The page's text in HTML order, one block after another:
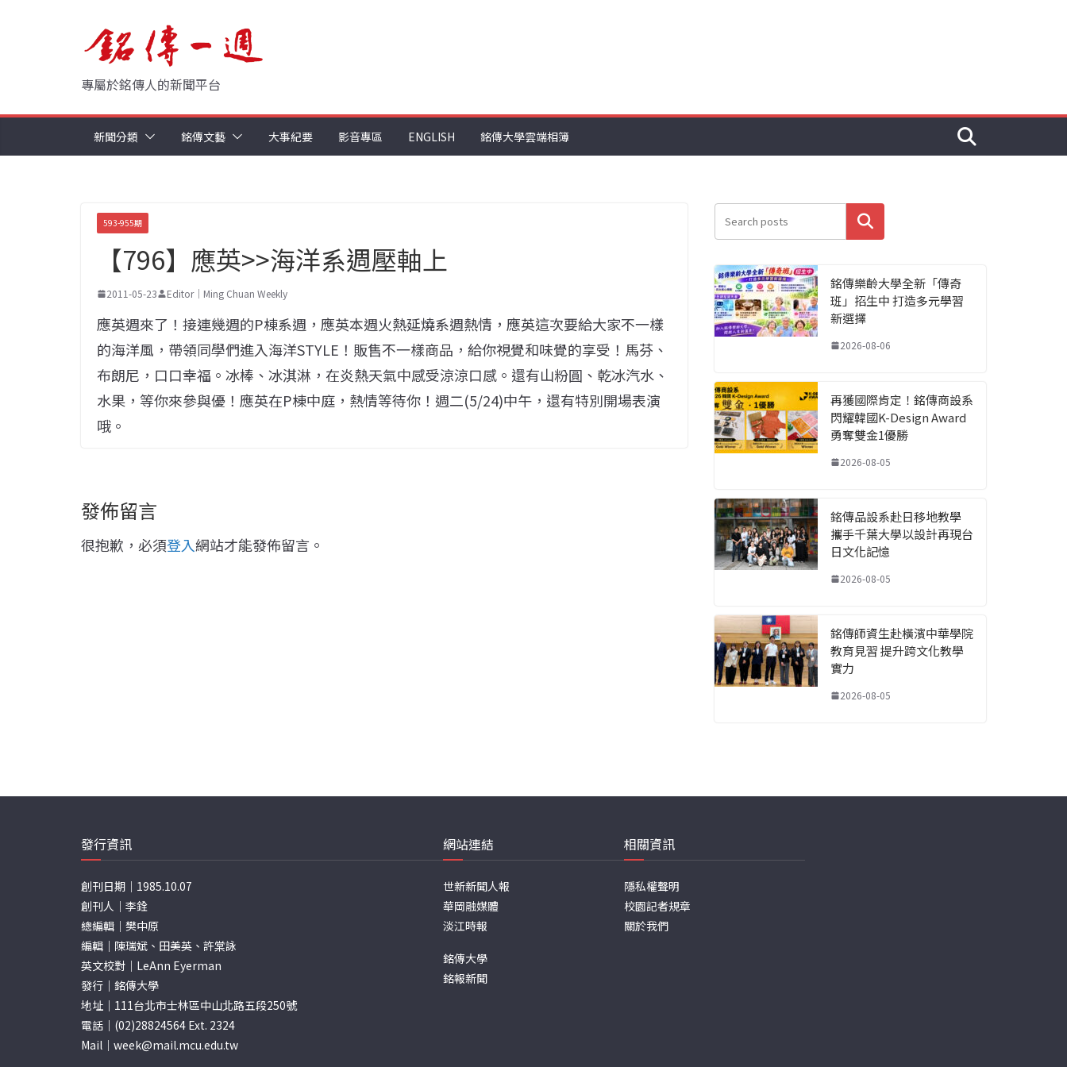
專屬於銘傳人的新聞平台
新聞分類 銘傳文藝 大事紀要 影音專區 ENGLISH 銘傳大學雲端相簿
593-955期
【796】應英>>海洋系週壓軸上
2011-05-23 Editor｜Ming Chuan Weekly
應英週來了！接連幾週的P棟系週，應英本週火熱延燒系週熱情，應英這次要給大家不一樣
的海洋風，帶領同學們進入海洋STYLE！販售不一樣商品，給你視覺和味覺的享受！馬芬、
布朗尼，口口幸福。冰棒、冰淇淋，在炎熱天氣中感受涼涼口感。還有山粉圓、乾冰汽水、
水果，等你來參與優！應英在P棟中庭，熱情等待你！週二(5/24)中午，還有特別開場表演
哦。
發佈留言
很抱歉，必須登入網站才能發佈留言。
搜尋
銘傳樂齡大學全新「傳奇
班」招生中 打造多元學習
新選擇
2026-08-06
再獲國際肯定！銘傳商設系
閃耀韓國K-Design Award
勇奪雙金1優勝
2026-08-05
銘傳品設系赴日移地教學
攜手千葉大學以設計再現台
日文化記憶
2026-08-05
銘傳師資生赴橫濱中華學院
教育見習 提升跨文化教學
實力
2026-08-05
發行資訊
創刊日期｜1985.10.07
創刊人｜李銓
總編輯｜樊中原
編輯｜陳瑞斌、田美英、許棠詠
英文校對｜LeAnn Eyerman
發行｜銘傳大學
地址｜111台北市士林區中山北路五段250號
電話｜(02)28824564 Ext. 2324
Mail｜ week@mail.mcu.edu.tw
網站連結
世新新聞人報
華岡融媒體
淡江時報
銘傳大學
銘報新聞
相關資訊
隱私權聲明
校園記者規章
關於我們